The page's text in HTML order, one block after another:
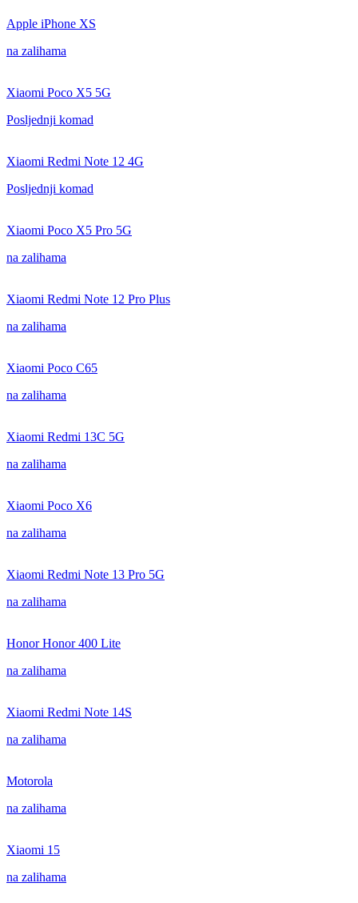
Apple iPhone XS
na zalihama
Xiaomi Poco X5 5G
Posljednji komad
Xiaomi Redmi Note 12 4G
Posljednji komad
Xiaomi Poco X5 Pro 5G
na zalihama
Xiaomi Redmi Note 12 Pro Plus
na zalihama
Xiaomi Poco C65
na zalihama
Xiaomi Redmi 13C 5G
na zalihama
Xiaomi Poco X6
na zalihama
Xiaomi Redmi Note 13 Pro 5G
na zalihama
Honor Honor 400 Lite
na zalihama
Xiaomi Redmi Note 14S
na zalihama
Motorola
na zalihama
Xiaomi 15
na zalihama